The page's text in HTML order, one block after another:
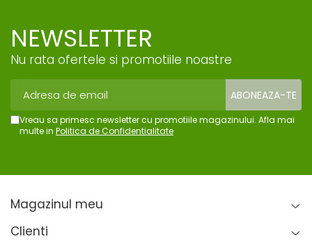
NEWSLETTER
Nu rata ofertele si promotiile noastre
Vreau sa primesc newsletter cu promotiile magazinului. Afla mai
multe in Politica de Confidentialitate
Magazinul meu
Clienti